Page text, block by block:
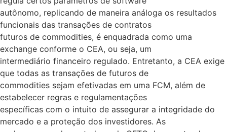
autônomo, replicando de maneira análoga os resultados
funcionais das transações de contratos
futuros de commodities, é enquadrada como uma
exchange conforme o CEA, ou seja, um
intermediário financeiro regulado. Entretanto, a CEA exige
que todas as transações de futuros de
commodities sejam efetivadas em uma FCM, além de
estabelecer regras e regulamentações
específicas com o intuito de assegurar a integridade do
mercado e a proteção dos investidores. As